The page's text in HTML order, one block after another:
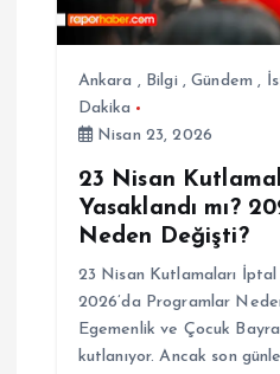
Ankara , Bilgi ,Gündem ,
Dakika
Nisan 23, 2026
23 Nisan
Yasaklandı mı?
Neden Değişti?
23 Nisan Kutlamaları İptal
2026’da Programlar
Egemenlik ve Çocuk
kutlanıyor. Ancak son